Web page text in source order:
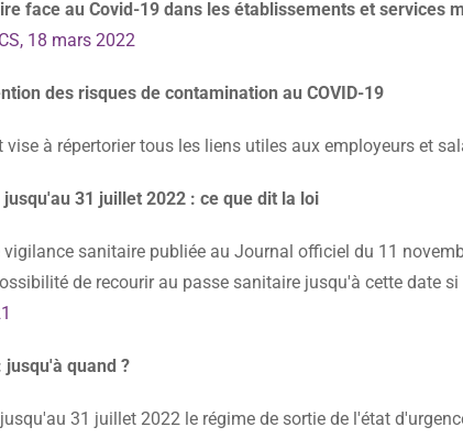
face au Covid-19 dans les établissements et services
18 mars 2022
des risques de contamination au COVID-19
à répertorier tous les liens utiles aux employeurs et
31 juillet 2022 : ce que dit la loi
sanitaire publiée au Journal officiel du 11
de recourir au passe sanitaire jusqu'à cette date
quand ?
31 juillet 2022 le régime de sortie de l'état